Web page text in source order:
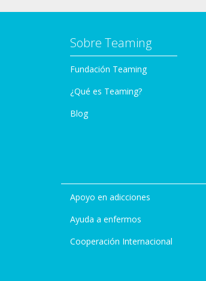
Sobre Teaming
Fundación Teaming
¿Qué es Teaming?
Blog
Apoyo en adicciones
Ayuda a enfermos
Cooperación Internacional